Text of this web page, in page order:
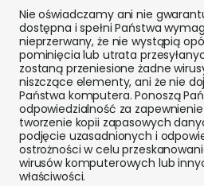
Nie oświadczamy ani nie
dostępna i spełni Państwa
nieprzerwany, że nie wystąpią
pominięcia lub utrata
zostaną przeniesione żadne
niszczące elementy, ani że nie
Państwa komputera. Ponoszą
odpowiedzialność za
tworzenie kopii zapasowych
podjęcie uzasadnionych i
ostrożności w celu
wirusów komputerowych lub
właściwości.